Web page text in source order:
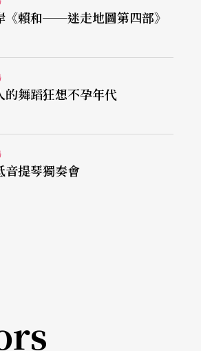
《賴和──迷走地圖第四部》
的舞蹈狂想不孕年代
音提琴獨奏會